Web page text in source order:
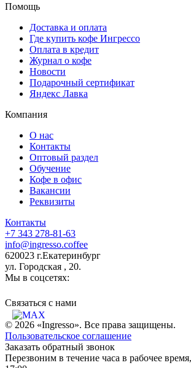
Помощь
Доставка и оплата
Где купить кофе Ингрессо
Оплата в кредит
Журнал о кофе
Новости
Подарочный сертификат
Яндекс Лавка
Компания
О нас
Контакты
Оптовый раздел
Обучение
Кофе в офис
Вакансии
Реквизиты
Контакты
+7 343 278-81-63
info@ingresso.coffee
620023 г.Екатеринбург
ул. Городская , 20.
Мы в соцсетях:
Связаться c нами
© 2026 «Ingresso». Все права защищены.
Пользовательское соглашение
Заказать обратный звонок
Перезвоним в течение часа в рабочее